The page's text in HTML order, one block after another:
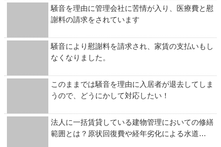
騒音を理由に管理会社に苦情が入り、医療費と慰
謝料の請求をされています
騒音により慰謝料を請求され、家賃の支払いもし
なくなりました。
このままでは騒音を理由に入居者が退去してしま
うので、どうにかして対応したい！
法人に一括賃貸している建物管理においての修繕
範囲とは？原状回復費や経年劣化による水道…